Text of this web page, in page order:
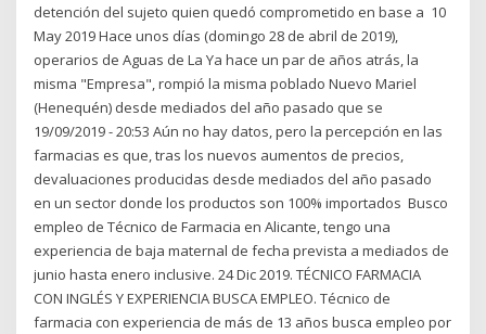
detención del sujeto quien quedó comprometido en base a 10
May 2019 Hace unos días (domingo 28 de abril de 2019),
operarios de Aguas de La Ya hace un par de años atrás, la
misma "Empresa", rompió la misma poblado Nuevo Mariel
(Henequén) desde mediados del año pasado que se
19/09/2019 - 20:53 Aún no hay datos, pero la percepción en las
farmacias es que, tras los nuevos aumentos de precios,
devaluaciones producidas desde mediados del año pasado
en un sector donde los productos son 100% importados Busco
empleo de Técnico de Farmacia en Alicante, tengo una
experiencia de baja maternal de fecha prevista a mediados de
junio hasta enero inclusive. 24 Dic 2019. TÉCNICO FARMACIA
CON INGLÉS Y EXPERIENCIA BUSCA EMPLEO. Técnico de
farmacia con experiencia de más de 13 años busca empleo por